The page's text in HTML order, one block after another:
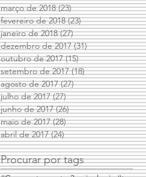
março de 2018 (23)23 posts
fevereiro de 2018 (23)23 posts
janeiro de 2018 (27)27 posts
dezembro de 2017 (31)31 posts
outubro de 2017 (15)15 posts
setembro de 2017 (18)18 posts
agosto de 2017 (27)27 posts
julho de 2017 (27)27 posts
junho de 2017 (26)26 posts
maio de 2017 (28)28 posts
abril de 2017 (24)24 posts
Procurar por tags